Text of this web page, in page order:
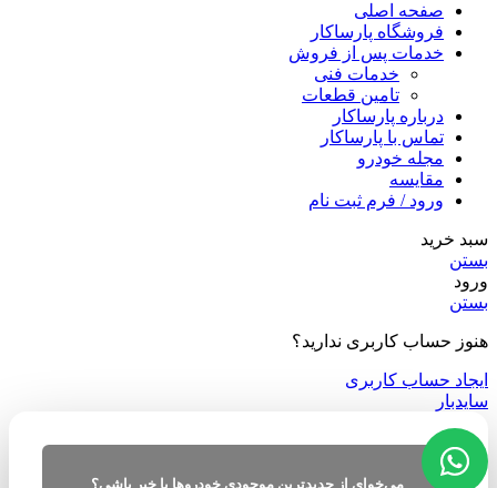
صفحه اصلی
فروشگاه پارساکار
خدمات پس از فروش
خدمات فنی
تامین قطعات
درباره پارساکار
تماس با پارساکار
مجله خودرو
مقایسه
ورود / فرم ثبت نام
سبد خرید
بستن
ورود
بستن
هنوز حساب کاربری ندارید؟
ایجاد حساب کاربری
سایدبار
می‌خوای از جدیدترین موجودی خودروها با خبر باشی؟